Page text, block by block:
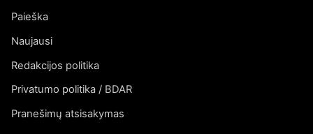
Paieška
Naujausi
Redakcijos politika
Privatumo politika / BDAR
Pranešimų atsisakymas